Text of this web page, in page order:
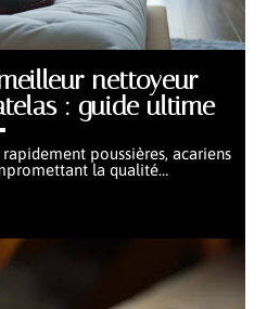
nettoyeur
: guide ultime
poussières, acariens
la qualité…